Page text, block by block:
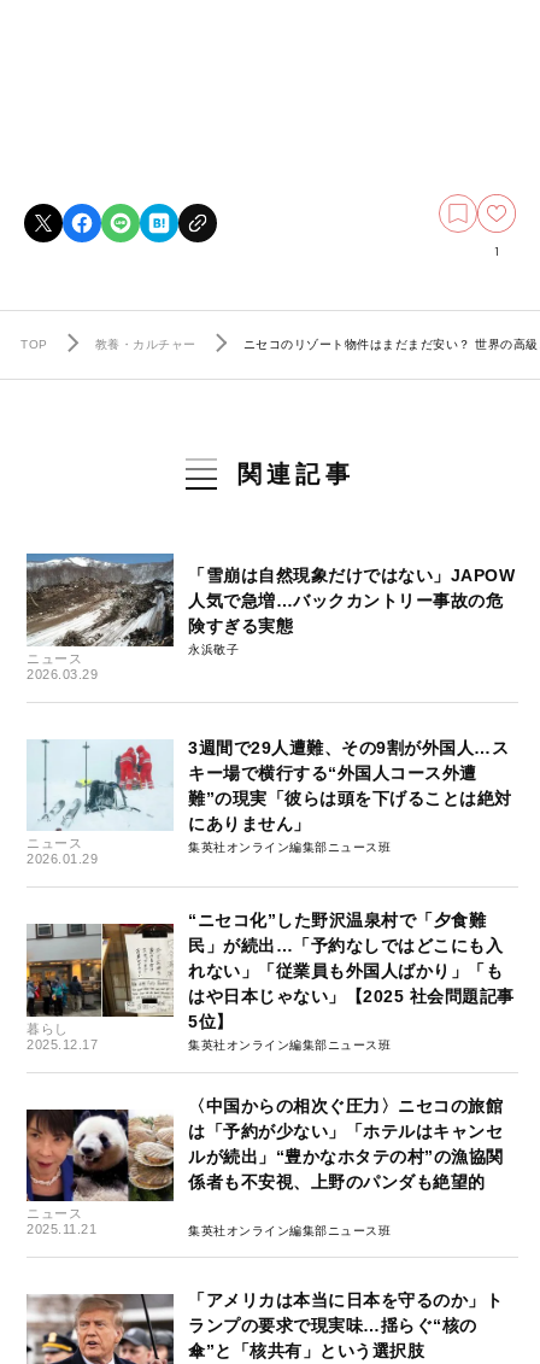
1
TOP 教養・カルチャー ニセコのリゾート物件はまだまだ安い？ 世界の高
関連記事
ニュース
2026.03.29
「雪崩は自然現象だけではない」JAPOW
人気で急増…バックカントリー事故の危
険すぎる実態
永浜敬子
ニュース
2026.01.29
3週間で29人遭難、その9割が外国人…ス
キー場で横行する“外国人コース外遭
難”の現実「彼らは頭を下げることは絶対
にありません」
集英社オンライン編集部ニュース班
暮らし
2025.12.17
“ニセコ化”した野沢温泉村で「夕食難
民」が続出…「予約なしではどこにも入
れない」「従業員も外国人ばかり」「も
はや日本じゃない」【2025 社会問題記事
5位】
集英社オンライン編集部ニュース班
ニュース
2025.11.21
〈中国からの相次ぐ圧力〉ニセコの旅館
は「予約が少ない」「ホテルはキャンセ
ルが続出」“豊かなホタテの村”の漁協関
係者も不安視、上野のパンダも絶望的
集英社オンライン編集部ニュース班
「アメリカは本当に日本を守るのか」ト
ランプの要求で現実味…揺らぐ“核の
傘”と「核共有」という選択肢